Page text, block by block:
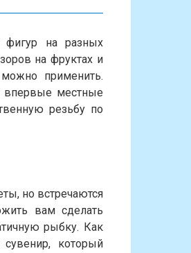
фигур на разных
на фруктах и
применить.
впервые местные
резьбу по
но встречаются
вам сделать
рыбку. Как
который